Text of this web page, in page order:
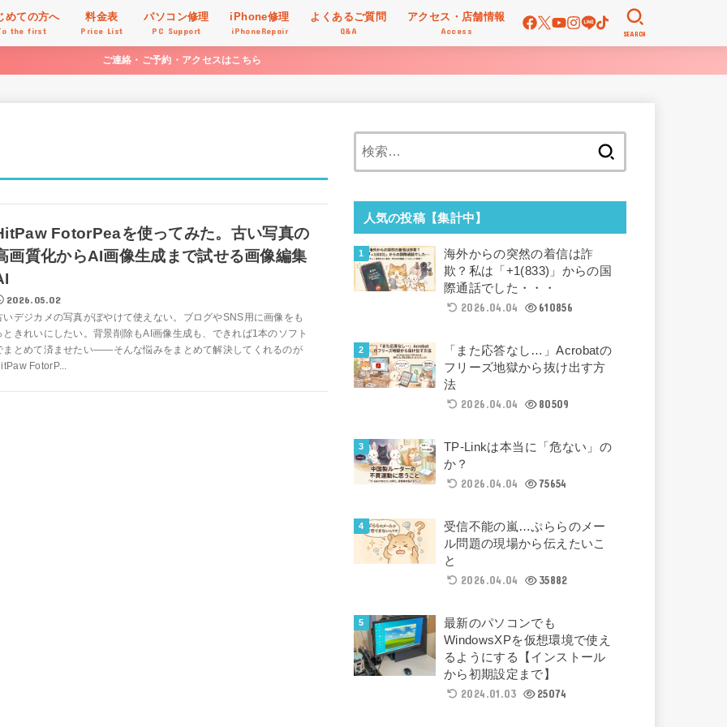
めての方へ
the first
料金表
Price List
パソコン修理
PC Support
iPhone修理
iPhoneRepair
よくあるご質問
Q&A
アクセス・店舗情報
Access SEARCH
ご連絡・ご予約・アクセスはこちら
FotorPeaを使ってみた。古い写真の
画質化からAI画像生成まで試せる画像編集
2026.05.02
いデジカメの写真がぼやけて使えない。ブログやSNS用に画像をも
ときれいにしたい。背景削除もAI画像生成も、できれば1本のソフト
まとめて済ませたい——そんな悩みをまとめて解決してくれるのが
FotorP...
人気の投稿【集計中】
海外からの突然の着信は詐
欺？私は「+1(833)」からの国
際通話でした・・・
2026.04.04
610856
「また応答なし…」Acrobatの
フリーズ地獄から抜け出す方
法
2026.04.04
80509
TP-Linkは本当に「危ない」の
か？
2026.04.04
75654
受信不能の嵐…ぷららのメー
ル問題の現場から伝えたいこ
と
2026.04.04
35882
最新のパソコンでも
WindowsXPを仮想環境で使え
るようにする【インストール
から初期設定まで】
2024.01.03
25074